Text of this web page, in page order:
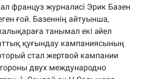
француз журналисі Эрик Базен
ғой. Базеннің айтуынша,
танымал екі әйел
қуғындау кампаниясының
стал жертвой кампании
двух международно